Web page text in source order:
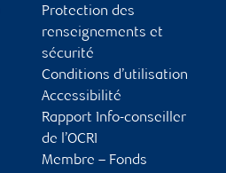
Protection des
renseignements et
sécurité
Conditions d’utilisation
Accessibilité
Rapport Info-conseiller
de l’OCRI
Membre – Fonds